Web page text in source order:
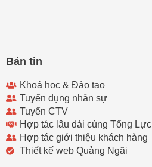
Bản tin
Khoá học & Đào tạo
Tuyển dụng nhân sự
Tuyển CTV
Hợp tác lâu dài cùng Tổng Lực
Hợp tác giới thiệu khách hàng
Thiết kế web Quảng Ngãi